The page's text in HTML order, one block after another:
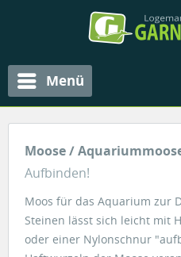
Menü
Moose /
Aufbinden!
Moos für das Aquarium zur
Steinen lässt sich leicht mit
oder einer Nylonschnur